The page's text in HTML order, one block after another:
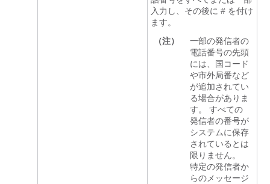
入力し、その後に # を付け
ます。
（注）
一部の発信者の
電話番号の先頭
には、国コード
や市外局番など
が追加されてい
る場合がありま
す。 すべての
発信者の番号が
システムに保存
されているとは
限りません。
特定の発信者か
らのメッセージ